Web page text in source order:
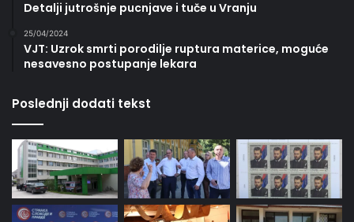
Detalji jutrošnje pucnjave i tuče u Vranju
25/04/2024
VJT: Uzrok smrti porodilje ruptura materice, moguće
nesavesno postupanje lekara
Poslednji dodati tekst